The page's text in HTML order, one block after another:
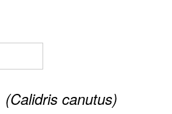
(Calidris canutus)